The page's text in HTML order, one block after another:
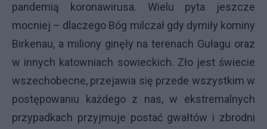
pandemią koronawirusa. Wielu pyta jeszcze
mocniej – dlaczego Bóg milczał gdy dymiły kominy
Birkenau, a miliony ginęły na terenach Gułagu oraz
w innych katowniach sowieckich. Zło jest świecie
wszechobecne, przejawia się przede wszystkim w
postępowaniu każdego z nas, w ekstremalnych
przypadkach przyjmuje postać gwałtów i zbrodni